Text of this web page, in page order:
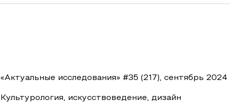
«Актуальные исследования» #35 (217), сентябрь 2024
Культурология, искусствоведение, дизайн